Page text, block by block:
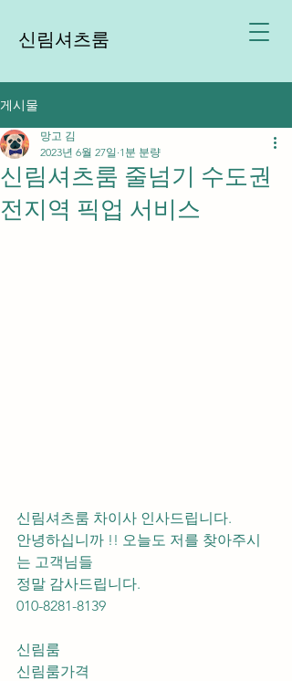
신림셔츠룸
게시물
신림셔츠룸 줄넘기 수도권
전지역 픽업 서비스
망고 김
2023년 6월 27일 1분 분량
신림셔츠룸 차이사 인사드립니다.
안녕하십니까 !! 오늘도 저를 찾아주시
는 고객님들
정말 감사드립니다.
010-8281-8139
신림룸
신림룸가격